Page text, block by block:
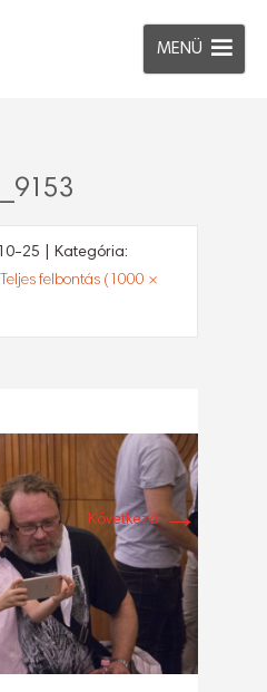
MENÜ
25 | Kategória:
Teljes felbontás (1000 ×
Következő→